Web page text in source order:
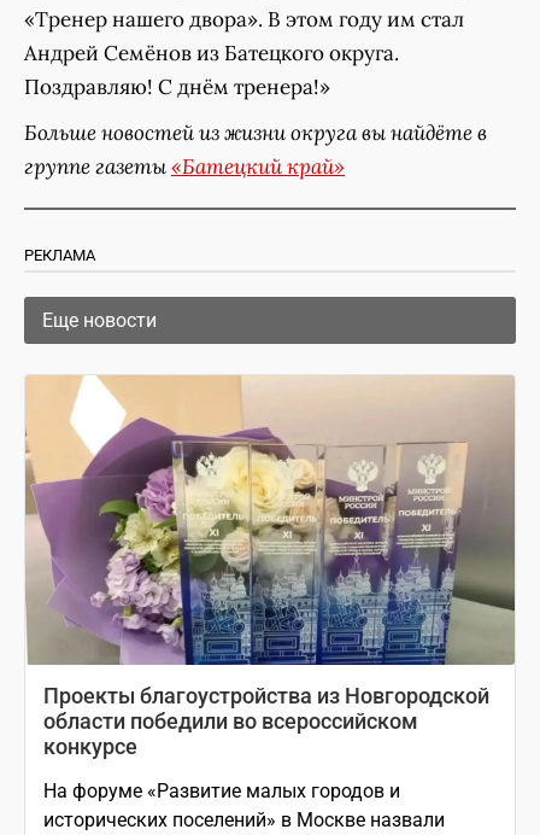
«Тренер нашего двора». В этом году им стал
Андрей Семёнов из Батецкого округа.
Поздравляю! С днём тренера!»
Больше новостей из жизни округа вы найдёте в
группе газеты«Батецкий край»
РЕКЛАМА
Еще новости
Проекты благоустройства из Новгородской
области победили во всероссийском
конкурсе
На форуме «Развитие малых городов и
исторических поселений» в Москве назвали